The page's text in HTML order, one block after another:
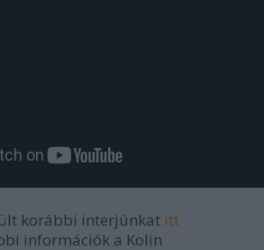
korábbi interjúnkat itt
információk a Kolin